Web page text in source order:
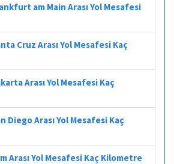
am Main Arası Yol Mesafesi
Cruz Arası Yol Mesafesi Kaç
Arası Yol Mesafesi Kaç
Diego Arası Yol Mesafesi Kaç
Arası Yol Mesafesi Kaç Kilometre